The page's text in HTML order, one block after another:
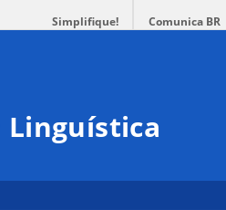
Simplifique! Comunica BR
Linguística